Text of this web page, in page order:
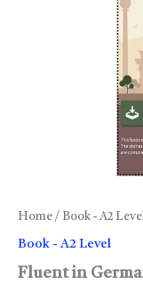
Home / Book - A2 Level
Book - A2 Level
Fluent in